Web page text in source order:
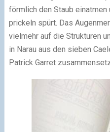
förmlich den Staub
prickeln spürt. Das
vielmehr auf die Strukturen
in Narau aus den sieben
Patrick Garret